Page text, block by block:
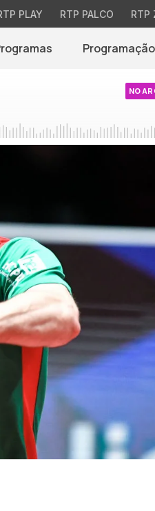
PLAY RTP PALCO RTP
Programação
NO AR